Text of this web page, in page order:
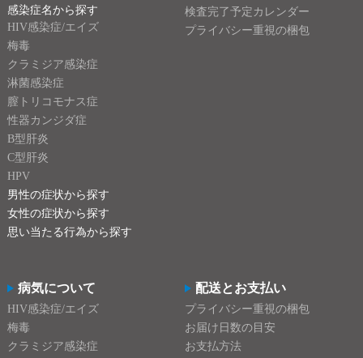
感染症名から探す
HIV感染症/エイズ
梅毒
クラミジア感染症
淋菌感染症
膣トリコモナス症
性器カンジダ症
B型肝炎
C型肝炎
HPV
男性の症状から探す
女性の症状から探す
思い当たる行為から探す
検査完了予定カレンダー
プライバシー重視の梱包
病気について
HIV感染症/エイズ
梅毒
クラミジア感染症
配送とお支払い
プライバシー重視の梱包
お届け日数の目安
お支払方法